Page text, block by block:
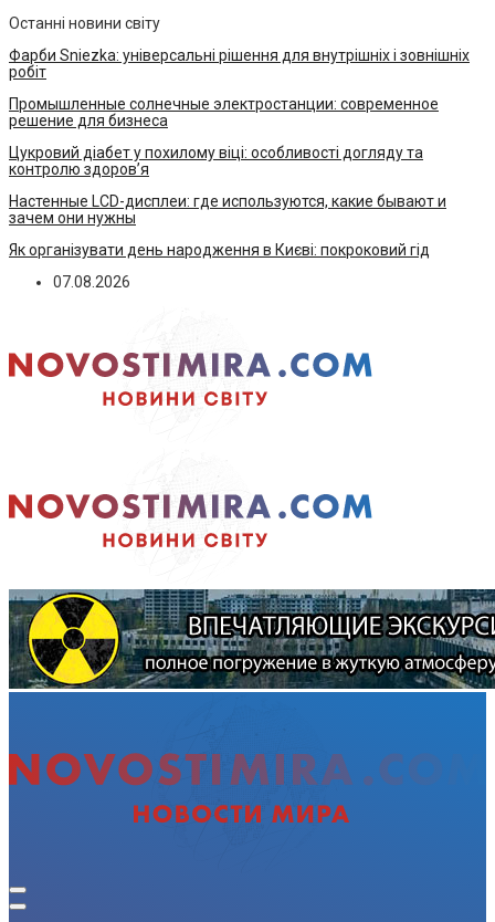
Останні новини світу
Фарби Sniezka: універсальні рішення для внутрішніх і зовнішніх
робіт
Промышленные солнечные электростанции: современное
решение для бизнеса
Цукровий діабет у похилому віці: особливості догляду та
контролю здоров’я
Настенные LCD-дисплеи: где используются, какие бывают и
зачем они нужны
Як організувати день народження в Києві: покроковий гід
07.08.2026